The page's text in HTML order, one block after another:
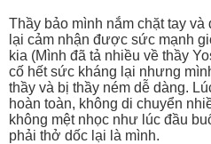
Thầy bảo mình nắm chặt tay và
lại cảm nhận được sức mạnh
kia (Mình đã tả nhiều về thầy
cố hết sức kháng lại nhưng
thầy và bị thầy ném dễ dàng.
hoàn toàn, không di chuyển
không mệt nhọc như lúc đầu
phải thở dốc lại là mình.